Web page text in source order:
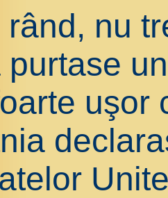
rând, nu
purtase
uşor